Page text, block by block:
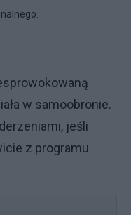
w samoobronie.
jeśli
z programu